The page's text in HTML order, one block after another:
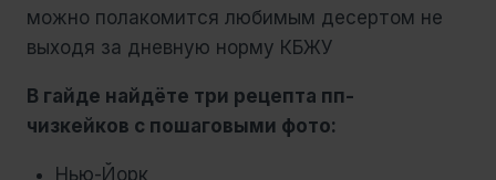
можно полакомится любимым десертом не
выходя за дневную норму КБЖУ
В гайде найдёте три рецепта пп-
чизкейков с пошаговыми фото:
Нью-Йорк